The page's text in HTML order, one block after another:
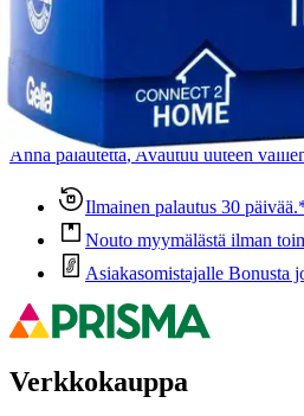
Oletko tyytyväinen
Ovatko tuotetiedot riittävät? Jos
voisi muuten parantaa, anna palautetta.
Anna palautetta,Avautuu uuteen
Ilmainen palautus 30
Nouto myymälästä ilman
Asiakasomistajalle Bonusta
Verkkokauppa